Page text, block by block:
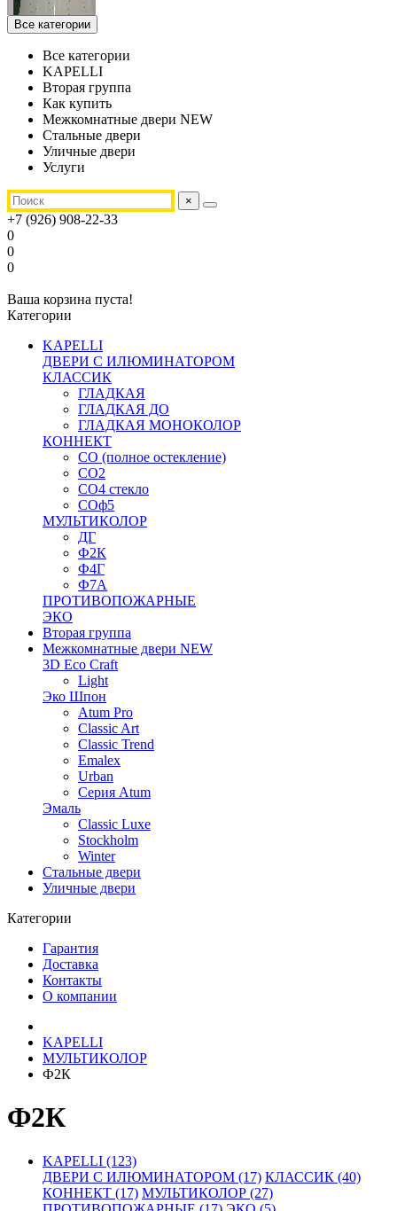
Все категории
Все категории
KAPELLI
Вторая группа
Как купить
Межкомнатные двери NEW
Стальные двери
Уличные двери
Услуги
×
+7 (926) 908-22-33
0
0
0
Ваша корзина пуста!
Категории
KAPELLI
ДВЕРИ С ИЛЮМИНАТОРОМ
КЛАССИК
ГЛАДКАЯ
ГЛАДКАЯ ДО
ГЛАДКАЯ МОНОКОЛОР
КОННЕКТ
СО (полное остекление)
СО2
СО4 стекло
СОф5
МУЛЬТИКОЛОР
ДГ
Ф2К
Ф4Г
Ф7А
ПРОТИВОПОЖАРНЫЕ
ЭКО
Вторая группа
Межкомнатные двери NEW
3D Eco Craft
Light
Эко Шпон
Atum Pro
Classic Art
Classic Trend
Emalex
Urban
Серия Atum
Эмаль
Classic Luxe
Stockholm
Winter
Стальные двери
Уличные двери
Категории
Гарантия
Доставка
Контакты
О компании
KAPELLI
МУЛЬТИКОЛОР
Ф2К
Ф2К
KAPELLI (123)
ДВЕРИ С ИЛЮМИНАТОРОМ (17) КЛАССИК (40)
КОННЕКТ (17) МУЛЬТИКОЛОР (27)